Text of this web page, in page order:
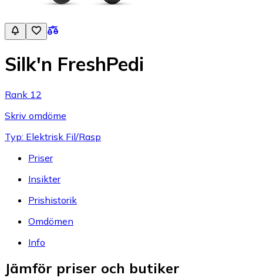
Silk'n FreshPedi
Rank 12
Skriv omdöme
Typ: Elektrisk Fil/Rasp
Priser
Insikter
Prishistorik
Omdömen
Info
Jämför priser och butiker